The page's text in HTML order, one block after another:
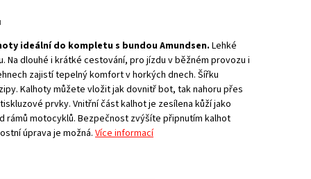
ideální do kompletu s bundou Amundsen. Lehké
Na dlouhé i krátké cestování, pro jízdu v běžném provozu i
zajistí tepelný komfort v horkých dnech. Šířku
Kalhoty můžete vložit jak dovnitř bot, tak nahoru přes
prvky. Vnitřní část kalhot je zesílena kůží jako
rámů motocyklů. Bezpečnost zvýšíte připnutím kalhot
úprava je možná. Více informací